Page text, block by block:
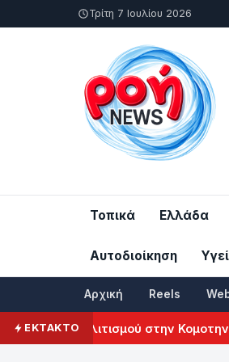
Τρίτη 7 Ιουλίου 2026
Τοπικά Ελλάδα
Αυτοδιοίκηση
Αρχική Reels
ΕΚΤΑΚΤΟ
Πολιτισμού στην Κομοτηνή